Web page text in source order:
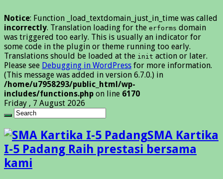
Notice: Function _load_textdomain_just_in_time was called
incorrectly. Translation loading for the erforms domain
was triggered too early. This is usually an indicator for
some code in the plugin or theme running too early.
Translations should be loaded at the init action or later.
Please see Debugging in WordPress for more information.
(This message was added in version 6.7.0.) in
/home/u7958293/public_html/wp-
includes/functions.php on line 6170
Friday , 7 August 2026
SMA Kartika
I-5 Padang Raih prestasi bersama
kami